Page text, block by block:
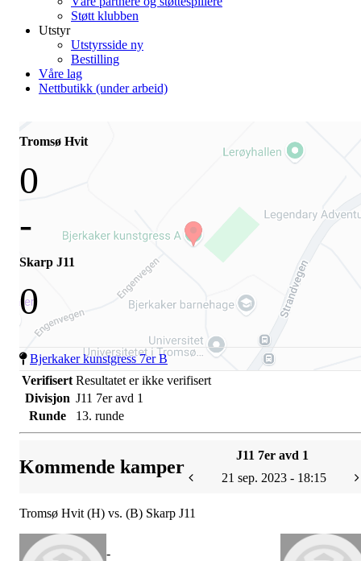
Støtt klubben
Utstyr
Utstyrsside ny
Bestilling
Våre lag
Nettbutikk (under arbeid)
Tromsø Hvit
0
-
Skarp J11
0
Bjerkaker kunstgress 7er B
Verifisert Resultatet er ikke verifisert
Divisjon J11 7er avd 1
Runde
13. runde
Kommende kamper
J11 7er avd 1
21 sep. 2023 - 18:15
Tromsø Hvit (H) vs. (B) Skarp J11
-